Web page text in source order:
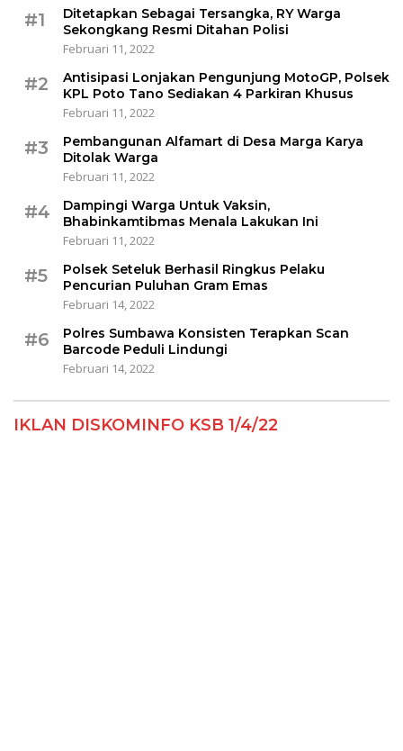
#1
Ditetapkan Sebagai Tersangka, RY Warga
Sekongkang Resmi Ditahan Polisi
Februari 11, 2022
#2
Antisipasi Lonjakan Pengunjung MotoGP, Polsek
KPL Poto Tano Sediakan 4 Parkiran Khusus
Februari 11, 2022
#3
Pembangunan Alfamart di Desa Marga Karya
Ditolak Warga
Februari 11, 2022
#4
Dampingi Warga Untuk Vaksin,
Bhabinkamtibmas Menala Lakukan Ini
Februari 11, 2022
#5
Polsek Seteluk Berhasil Ringkus Pelaku
Pencurian Puluhan Gram Emas
Februari 14, 2022
#6
Polres Sumbawa Konsisten Terapkan Scan
Barcode Peduli Lindungi
Februari 14, 2022
IKLAN DISKOMINFO KSB 1/4/22